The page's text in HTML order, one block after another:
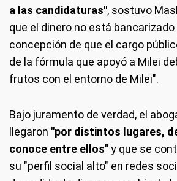
a las candidaturas", sostuvo
que el dinero no está bancarizado
concepción de que el cargo
de la fórmula que apoyó a Milei
frutos con el entorno de Milei".
Bajo juramento de verdad, el
llegaron "por distintos lugares,
conoce entre ellos"y que se
su "perfil social alto" en redes